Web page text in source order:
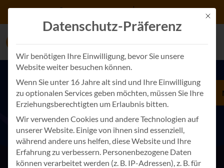
Zum Inhalt springen
Woran scheitern
Digitalisierungsvorhaben?
Nicht an der Technologie, sondern …
Mit
Datenschutz-Präferenz
Wir benötigen Ihre Einwilligung, bevor Sie unsere
Website weiter besuchen können.
Wenn Sie unter 16 Jahre alt sind und Ihre Einwilligung
zu optionalen Services geben möchten, müssen Sie Ihre
Erziehungsberechtigten um Erlaubnis bitten.
Wir verwenden Cookies und andere Technologien auf
unserer Website. Einige von ihnen sind essenziell,
während andere uns helfen, diese Website und Ihre
Erfahrung zu verbessern. Personenbezogene Daten
können verarbeitet werden (z. B. IP-Adressen), z. B. für